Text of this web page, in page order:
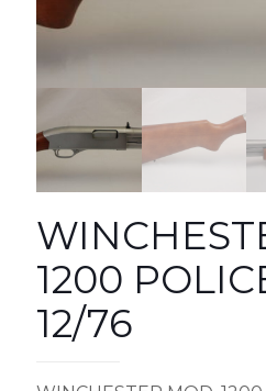
1200
12/76